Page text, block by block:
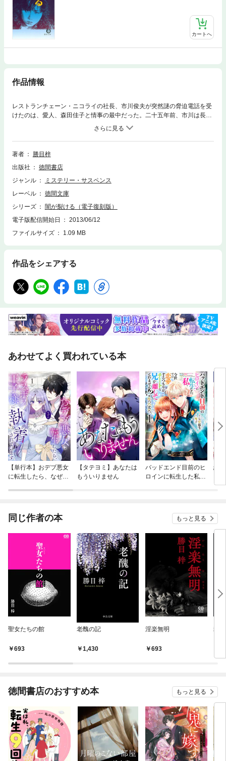
カートへ
作品情報
レストランチェーン・ニコライの社長、市川俊夫が突然謎の脅迫電話を受
けたのは、愛人、森田佳子と情事の最中だった。二十五年前、市川は長崎
の鶴島炭鉱で博打打ちの堀切勇次と娼婦の井上清子の二人を殺害し、重要
参考人とて拘留された。が、証拠不十分のために不起訴となり、事件はす
でに時効になっていた。松浦と名乗る脅迫相手は、人殺しの確証があると
ほのめかし、市川の心胆を寒からしめた…。
著者
勝目梓
出版社
徳間書店
ジャンル
ミステリー・サスペンス
レーベル
徳間文庫
シリーズ
闇が裂ける（電子復刻版）
電子版配信開始日
2013/06/12
ファイルサイズ
1.09 MB
作品をシェアする
あわせてよく買われている本
【単行本】おデブ悪女
に転生したら、なぜか
【タテヨミ】あなたは
もういりません
バッドエンド目前のヒ
ロインに転生した私、
結
同じ作者の本 もっと見る
聖女たちの館
693
老醜の記
1,430
淫楽無明
693
殺
徳間書店のおすすめ本 もっと見る